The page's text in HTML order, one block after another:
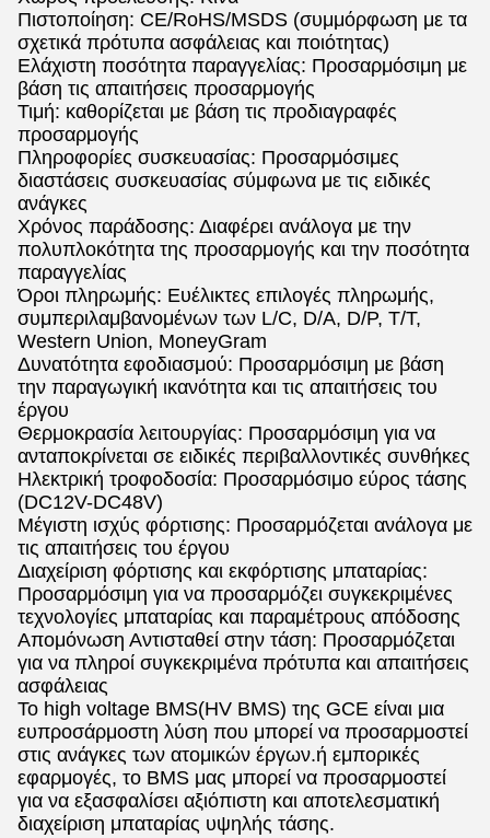
Πιστοποίηση: CE/RoHS/MSDS (συμμόρφωση με τα
σχετικά πρότυπα ασφάλειας και ποιότητας)
Ελάχιστη ποσότητα παραγγελίας: Προσαρμόσιμη με
βάση τις απαιτήσεις προσαρμογής
Τιμή: καθορίζεται με βάση τις προδιαγραφές
προσαρμογής
Πληροφορίες συσκευασίας: Προσαρμόσιμες
διαστάσεις συσκευασίας σύμφωνα με τις ειδικές
ανάγκες
Χρόνος παράδοσης: Διαφέρει ανάλογα με την
πολυπλοκότητα της προσαρμογής και την ποσότητα
παραγγελίας
Όροι πληρωμής: Ευέλικτες επιλογές πληρωμής,
συμπεριλαμβανομένων των L/C, D/A, D/P, T/T,
Western Union, MoneyGram
Δυνατότητα εφοδιασμού: Προσαρμόσιμη με βάση
την παραγωγική ικανότητα και τις απαιτήσεις του
έργου
Θερμοκρασία λειτουργίας: Προσαρμόσιμη για να
ανταποκρίνεται σε ειδικές περιβαλλοντικές συνθήκες
Ηλεκτρική τροφοδοσία: Προσαρμόσιμο εύρος τάσης
(DC12V-DC48V)
Μέγιστη ισχύς φόρτισης: Προσαρμόζεται ανάλογα με
τις απαιτήσεις του έργου
Διαχείριση φόρτισης και εκφόρτισης μπαταρίας:
Προσαρμόσιμη για να προσαρμόζει συγκεκριμένες
τεχνολογίες μπαταρίας και παραμέτρους απόδοσης
Απομόνωση Αντισταθεί στην τάση: Προσαρμόζεται
για να πληροί συγκεκριμένα πρότυπα και απαιτήσεις
ασφάλειας
Το high voltage BMS(HV BMS) της GCE είναι μια
ευπροσάρμοστη λύση που μπορεί να προσαρμοστεί
στις ανάγκες των ατομικών έργων.ή εμπορικές
εφαρμογές, το BMS μας μπορεί να προσαρμοστεί
για να εξασφαλίσει αξιόπιστη και αποτελεσματική
διαχείριση μπαταρίας υψηλής τάσης.